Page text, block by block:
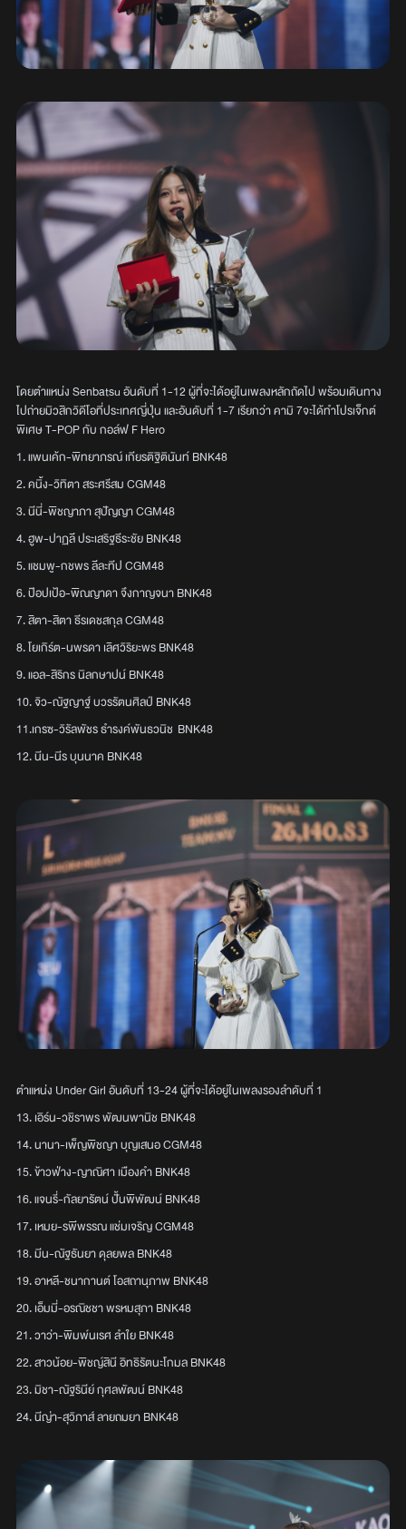
โดยตำแหน่ง Senbatsu อันดับที่ 1-12 ผู้ที่จะได้อยู่ในเพลงหลักถัดไป พร้อมเดินทาง
ไปถ่ายมิวสิกวิดีโอที่ประเทศญี่ปุ่น และอันดับที่ 1-7 เรียกว่า คามิ 7จะได้ทำโปรเจ็กต์
พิเศษ T-POP กับ กอล์ฟ F Hero
1. แพนเค้ก-พิทยาภรณ์ เกียรติฐิตินันท์ BNK48
2. คนิ้ง-วิทิตา สระศรีสม CGM48
3. นีนี่-พิชญาภา สุปัญญา CGM48
4. ฮูพ-ปาฏลี ประเสริฐธีระชัย BNK48
5. แชมพู-กชพร ลีละทีป CGM48
6. ป๊อปเป้อ-พิณญาดา จึงกาญจนา BNK48
7. สิตา-สิตา ธีรเดชสกุล CGM48
8. โยเกิร์ต-นพรดา เลิศวิริยะพร BNK48
9. แอล-สิริกร นิลกษาปน์ BNK48
10. จิว-ณัฐญาฐ์ บวรรัตนศิลป์ BNK48
11.เกรซ-วิรัลพัชร ธำรงค์พันธวนิช BNK48
12. นีน-นีร บุนนาค BNK48
ตำแหน่ง Under Girl อันดับที่ 13-24 ผู้ที่จะได้อยู่ในเพลงรองลำดับที่ 1
13. เอิร์น-วชิราพร พัฒนพานิช BNK48
14. นานา-เพ็ญพิชญา บุญเสนอ CGM48
15. ข้าวฟ่าง-ญาณิศา เมืองคำ BNK48
16. แจนรี่-กัลยารัตน์ ปั้นพิพัฒน์ BNK48
17. เหมย-รพีพรรณ แช่มเจริญ CGM48
18. มีน-ณัฐธันยา ดุลยพล BNK48
19. อาหลี-ชนากานต์ โอสถานุภาพ BNK48
20. เอ็มมี่-อรณิชชา พรหมสุภา BNK48
21. วาว่า-พิมพ์นเรศ ลำใย BNK48
22. สาวน้อย-พิชญ์สินี อิทธิรัตนะโกมล BNK48
23. มิชา-ณัฐรินีย์ กุศลพัฒน์ BNK48
24. นีญ่า-สุวิภาส์ ลายถมยา BNK48